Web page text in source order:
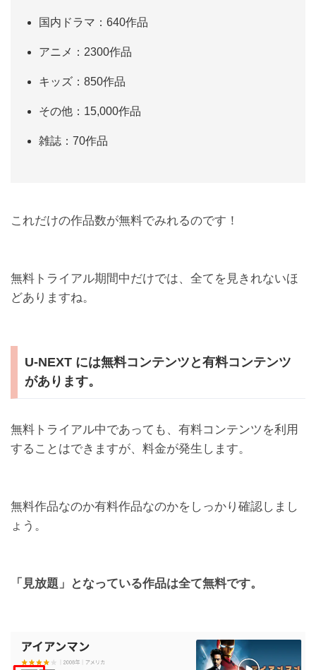
国内ドラマ：640作品
アニメ：2300作品
キッズ：850作品
その他：15,000作品
雑誌：70作品
これだけの作品数が無料でみれるのです！
無料トライアル期間中だけでは、全てを見きれないほ
どありますね。
U-NEXT には無料コンテンツと有料コンテンツ
があります。
無料トライアル中であっても、有料コンテンツを利用
することはできますが、料金が発生します。
無料作品なのか有料作品なのかをしっかり確認しまし
ょう。
「見放題」となっている作品は全て無料です。